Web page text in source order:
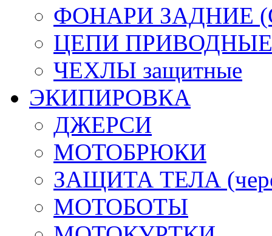
ФОНАРИ ЗАДНИЕ
ЦЕПИ ПРИВОДНЫЕ
ЧЕХЛЫ защитные
ЭКИПИРОВКА
ДЖЕРСИ
МОТОБРЮКИ
ЗАЩИТА ТЕЛА
МОТОБОТЫ